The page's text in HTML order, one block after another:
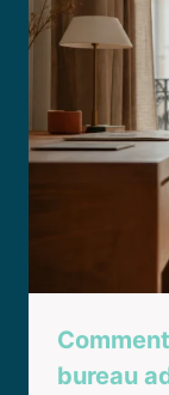
bureau